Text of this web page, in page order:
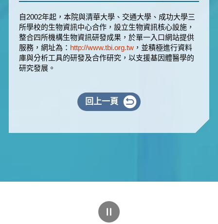
自2002年起，本院與清華大學、交通大學、成功大學三
所學校的生物資訊中心合作，設立生物資訊核心設施，
整合四所機構生物資訊研發成果，於單一入口網站提供
服務，網址為： http://www.tbi.org.tw，並積極進行資料
庫與分析工具的研發及合作研究，以支援基因體醫學的
研究發展。
回上一頁